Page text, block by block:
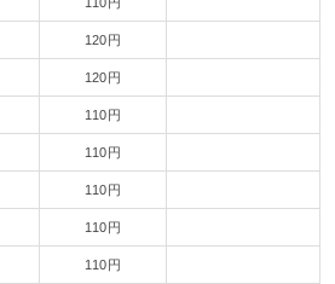
120円
120円
110円
110円
110円
110円
110円